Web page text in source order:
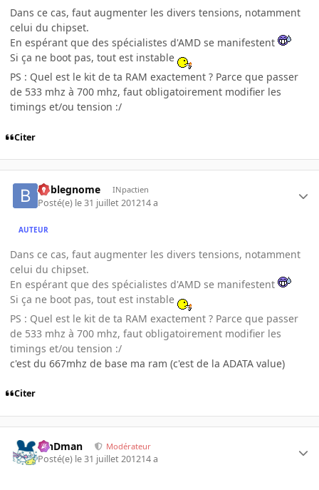
Dans ce cas, faut augmenter les divers tensions, notamment
celui du chipset.
En espérant que des spécialistes d'AMD se manifestent
Si ça ne boot pas, tout est instable
PS : Quel est le kit de ta RAM exactement ? Parce que passer
de 533 mhz à 700 mhz, faut obligatoirement modifier les
timings et/ou tension :/
Citer
boblegnome INpactien
Posté(e) le 31 juillet 201214 a
AUTEUR
Dans ce cas, faut augmenter les divers tensions, notamment
celui du chipset.
En espérant que des spécialistes d'AMD se manifestent
Si ça ne boot pas, tout est instable
PS : Quel est le kit de ta RAM exactement ? Parce que passer
de 533 mhz à 700 mhz, faut obligatoirement modifier les
timings et/ou tension :/
c'est du 667mhz de base ma ram (c'est de la ADATA value)
Citer
RinDman Modérateur
Posté(e) le 31 juillet 201214 a